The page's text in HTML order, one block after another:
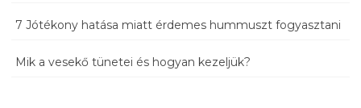
7 Jótékony hatása miatt érdemes hummuszt fogyasztani
Mik a vesekő tünetei és hogyan kezeljük?